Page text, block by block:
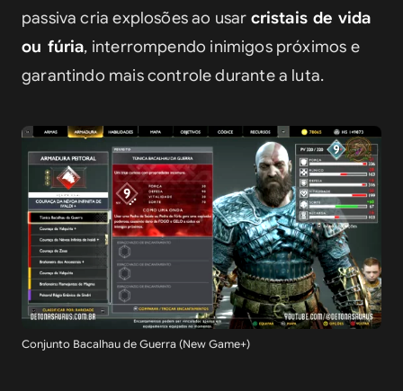
passiva cria explosões ao usar cristais de vida
ou fúria, interrompendo inimigos próximos e
garantindo mais controle durante a luta.
Conjunto Bacalhau de Guerra (New Game+)